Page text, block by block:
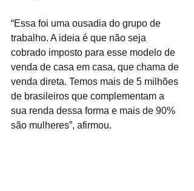
“Essa foi uma ousadia do grupo de
trabalho. A ideia é que não seja
cobrado imposto para esse modelo de
venda de casa em casa, que chama de
venda direta. Temos mais de 5 milhões
de brasileiros que complementam a
sua renda dessa forma e mais de 90%
são mulheres”, afirmou.